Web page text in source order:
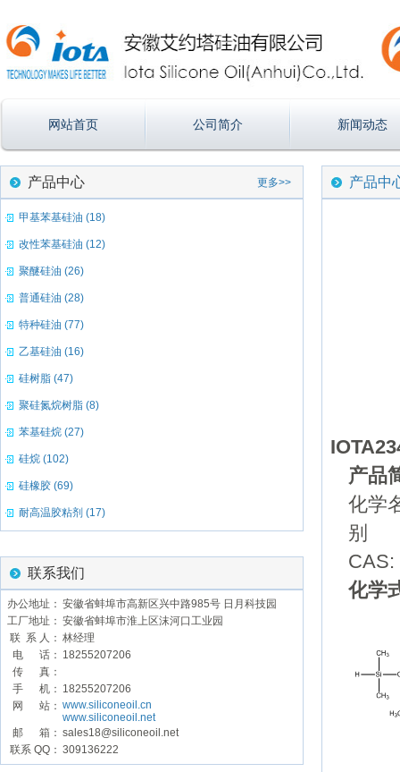
网站首页 公司简介 新闻动态
产品中心 更多>>
甲基苯基硅油 (18)
改性苯基硅油 (12)
聚醚硅油 (26)
普通硅油 (28)
特种硅油 (77)
乙基硅油 (16)
硅树脂 (47)
聚硅氮烷树脂 (8)
苯基硅烷 (27)
硅烷 (102)
硅橡胶 (69)
耐高温胶粘剂 (17)
联系我们
办公地址： 安徽省蚌埠市高新区兴中路985号 日月科技园
工厂地址： 安徽省蚌埠市淮上区沫河口工业园
联 系 人： 林经理
电 话： 18255207206
传 真：
手 机： 18255207206
网 站： www.siliconeoil.cn
www.siliconeoil.net
邮 箱： sales18@siliconeoil.net
联系 QQ： 309136222
产品中
产品
化学
别
CAS:
化学